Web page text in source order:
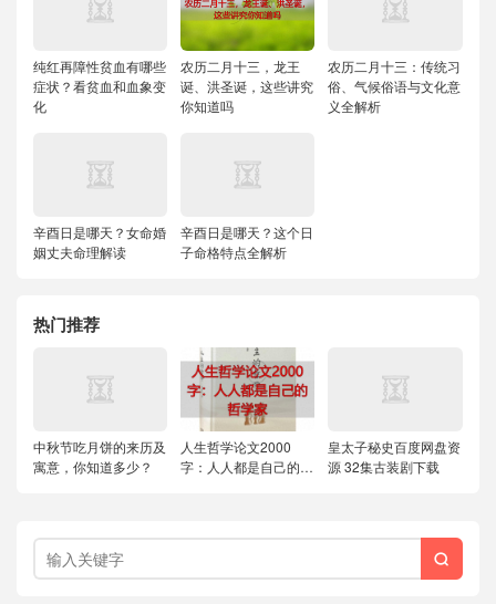
纯红再障性贫血有哪些
症状？看贫血和血象变
化
农历二月十三，龙王
诞、洪圣诞，这些讲究
你知道吗
农历二月十三：传统习
俗、气候俗语与文化意
义全解析
辛酉日是哪天？女命婚
姻丈夫命理解读
辛酉日是哪天？这个日
子命格特点全解析
热门推荐
中秋节吃月饼的来历及
寓意，你知道多少？
人生哲学论文2000
字：人人都是自己的哲
皇太子秘史百度网盘资
源 32集古装剧下载
